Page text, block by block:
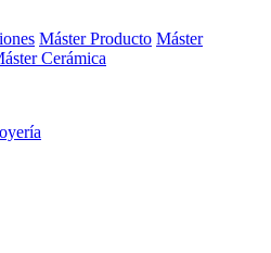
Máster Producto Máster
Cerámica